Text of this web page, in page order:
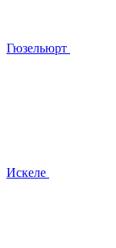
Гюзельюрт
Искеле